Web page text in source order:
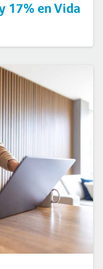
17% en Vida